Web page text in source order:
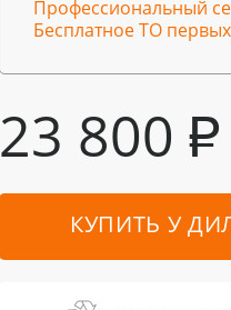
Профессиональный
Бесплатное ТО
23 800 ₽
КУПИТЬ У